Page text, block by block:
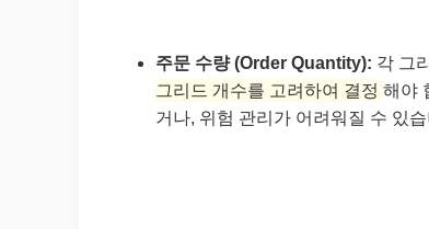
주문 수량 (Order Quantity): 각 그
그리드 개수를 고려하여 결정 해야
거나, 위험 관리가 어려워질 수 있